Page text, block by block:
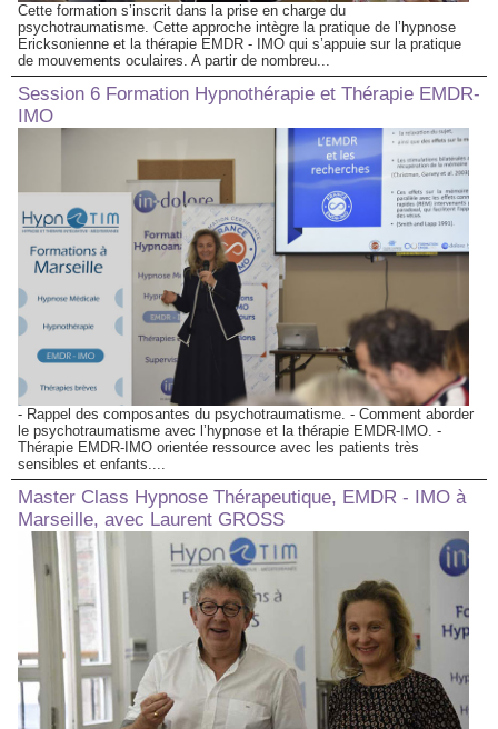
Cette formation s’inscrit dans la prise en charge du
psychotraumatisme. Cette approche intègre la pratique de l’hypnose
Ericksonienne et la thérapie EMDR - IMO qui s’appuie sur la pratique
de mouvements oculaires. A partir de nombreu...
Session 6 Formation Hypnothérapie et Thérapie EMDR-
IMO
- Rappel des composantes du psychotraumatisme. - Comment aborder
le psychotraumatisme avec l’hypnose et la thérapie EMDR-IMO. -
Thérapie EMDR-IMO orientée ressource avec les patients très
sensibles et enfants....
Master Class Hypnose Thérapeutique, EMDR - IMO à
Marseille, avec Laurent GROSS